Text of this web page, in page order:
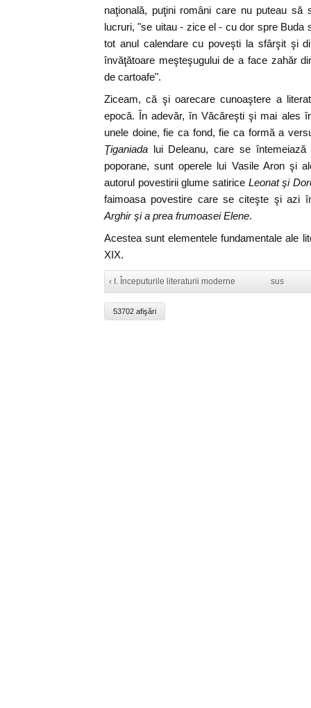
naţională, puţini români care nu puteau
lucruri, "se uitau - zice el - cu dor spre Buda
tot anul calendare cu poveşti la sfârşit şi
învăţătoare meşteşugului de a face zahăr
de cartoafe".
Ziceam, că şi oarecare cunoaştere a
epocă. În adevăr, în Văcăreşti şi mai ales
unele doine, fie ca fond, fie ca formă a
Ţiganiada lui Deleanu, care se
poporane, sunt operele lui Vasile Aron şi
autorul povestirii glume satirice Leonat şi
faimoasa povestire care se citeşte şi azi
Arghir şi a prea frumoasei Elene.
Acestea sunt elementele fundamentale ale
XIX.
‹ I. Începuturile literaturii moderne sus
53702 afişări